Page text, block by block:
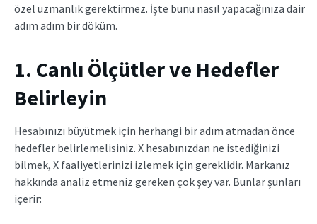
özel uzmanlık gerektirmez. İşte bunu nasıl yapacağınıza dair
adım adım bir döküm.
1. Canlı Ölçütler ve Hedefler
Belirleyin
Hesabınızı büyütmek için herhangi bir adım atmadan önce
hedefler belirlemelisiniz. X hesabınızdan ne istediğinizi
bilmek, X faaliyetlerinizi izlemek için gereklidir. Markanız
hakkında analiz etmeniz gereken çok şey var. Bunlar şunları
içerir: